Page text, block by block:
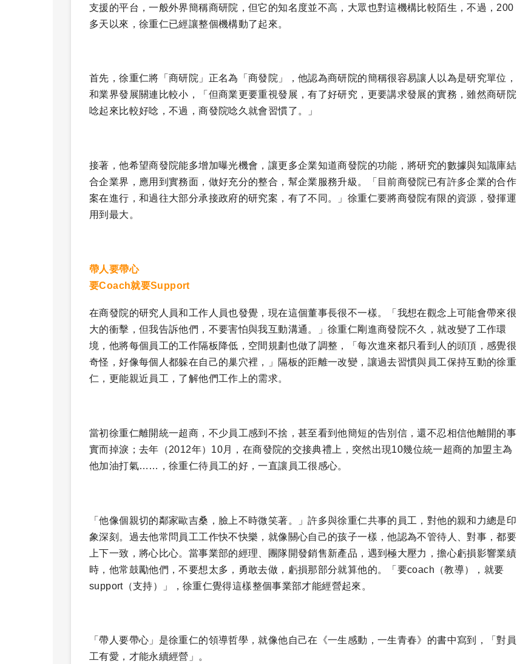
支援的平台，一般外界簡稱商研院，但它的知名度並不高，大眾也對這機構比較陌生，不過，200
多天以來，徐重仁已經讓整個機構動了起來。
首先，徐重仁將「商研院」正名為「商發院」，他認為商研院的簡稱很容易讓人以為是研究單位，
和業界發展關連比較小，「但商業更要重視發展，有了好研究，更要講求發展的實務，雖然商研院
唸起來比較好唸，不過，商發院唸久就會習慣了。」
接著，他希望商發院能多增加曝光機會，讓更多企業知道商發院的功能，將研究的數據與知識庫結
合企業界，應用到實務面，做好充分的整合，幫企業服務升級。「目前商發院已有許多企業的合作
案在進行，和過往大部分承接政府的研究案，有了不同。」徐重仁要將商發院有限的資源，發揮運
用到最大。
帶人要帶心
要Coach就要Support
在商發院的研究人員和工作人員也發覺，現在這個董事長很不一樣。「我想在觀念上可能會帶來很
大的衝擊，但我告訴他們，不要害怕與我互動溝通。」徐重仁剛進商發院不久，就改變了工作環
境，他將每個員工的工作隔板降低，空間規劃也做了調整，「每次進來都只看到人的頭頂，感覺很
奇怪，好像每個人都躲在自己的巢穴裡，」隔板的距離一改變，讓過去習慣與員工保持互動的徐重
仁，更能親近員工，了解他們工作上的需求。
當初徐重仁離開統一超商，不少員工感到不捨，甚至看到他簡短的告別信，還不忍相信他離開的事
實而掉淚；去年（2012年）10月，在商發院的交接典禮上，突然出現10幾位統一超商的加盟主為
他加油打氣……，徐重仁待員工的好，一直讓員工很感心。
「他像個親切的鄰家歐吉桑，臉上不時微笑著。」許多與徐重仁共事的員工，對他的親和力總是印
象深刻。過去他常問員工工作快不快樂，就像關心自己的孩子一樣，他認為不管待人、對事，都要
上下一致，將心比心。當事業部的經理、團隊開發銷售新產品，遇到極大壓力，擔心虧損影響業績
時，他常鼓勵他們，不要想太多，勇敢去做，虧損那部分就算他的。「要coach（教導），就要
support（支持）」，徐重仁覺得這樣整個事業部才能經營起來。
「帶人要帶心」是徐重仁的領導哲學，就像他自己在《一生感動，一生青春》的書中寫到，「對員
工有愛，才能永續經營」。